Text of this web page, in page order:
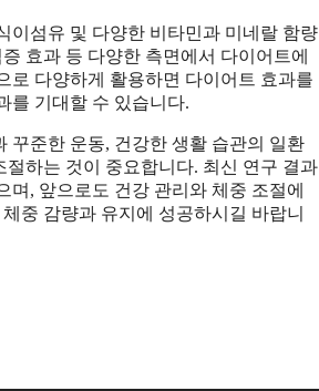
이섬유 및 다양한 비타민과 미네랄 함량
효과 등 다양한 측면에서 다이어트에
로 다양하게 활용하면 다이어트 효과를
를 기대할 수 있습니다.
꾸준한 운동, 건강한 생활 습관의 일환
하는 것이 중요합니다. 최신 연구 결과
, 앞으로도 건강 관리와 체중 조절에
중 감량과 유지에 성공하시길 바랍니